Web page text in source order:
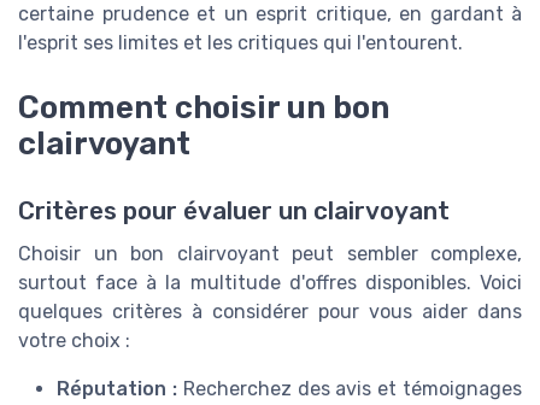
certaine prudence et un esprit critique, en gardant à
l'esprit ses limites et les critiques qui l'entourent.
Comment choisir un bon
clairvoyant
Critères pour évaluer un clairvoyant
Choisir un bon clairvoyant peut sembler complexe,
surtout face à la multitude d'offres disponibles. Voici
quelques critères à considérer pour vous aider dans
votre choix :
Réputation :Recherchez des avis et témoignages